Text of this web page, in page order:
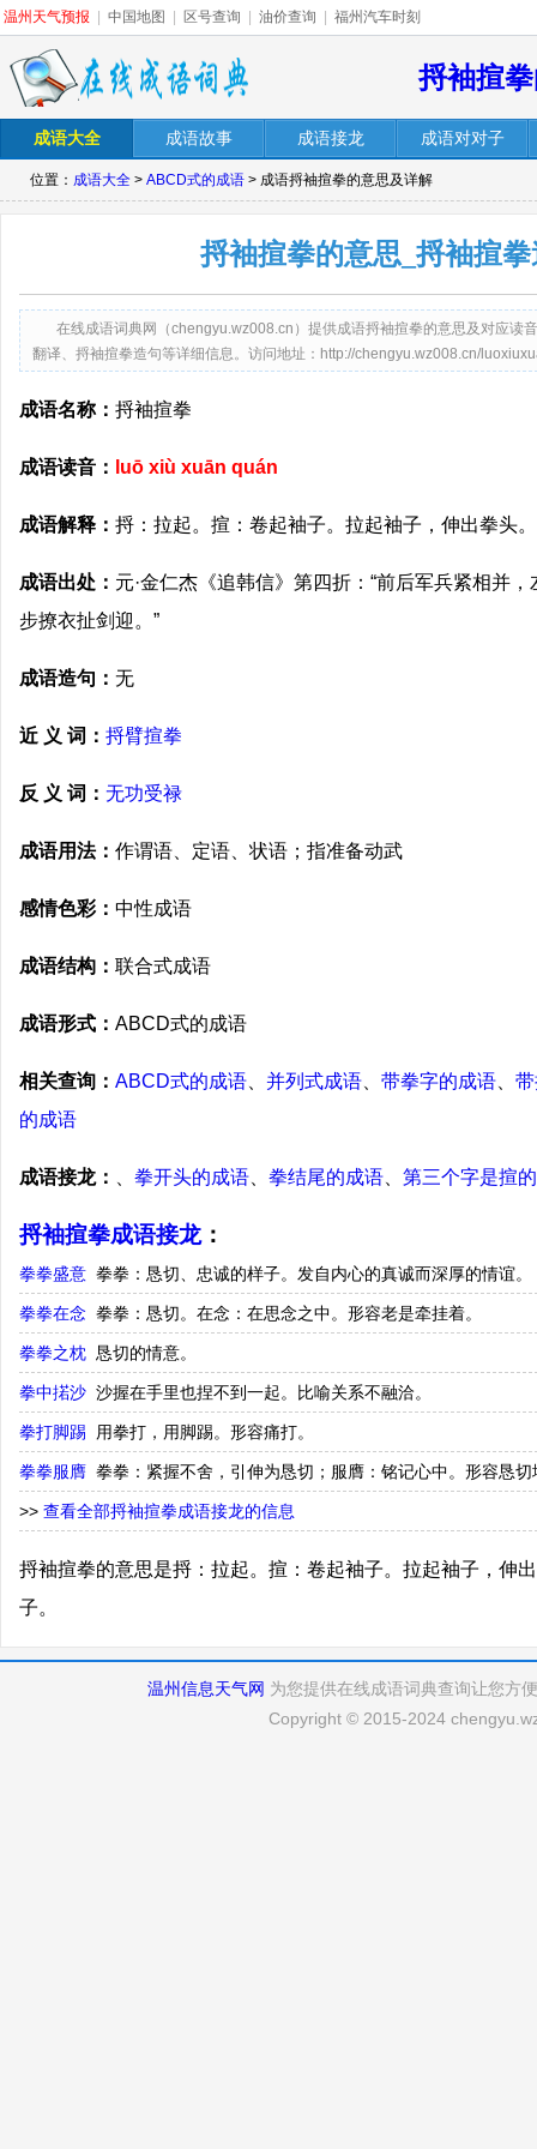
温州天气预报 中国地图 区号查询 油价查询 福州汽车时刻
捋袖揎
成语大全 成语故事 成语接龙 成语对对子
位置： 成语大全 > ABCD式的成语 > 成语捋袖揎拳的意思及详解
捋袖揎拳的意思_捋袖揎
在线成语词典网（chengyu.wz008.cn）提供成语捋袖揎拳的意思及对应读
翻译、捋袖揎拳造句等详细信息。访问地址：http://chengyu.wz008.cn/
成语名称： 捋袖揎拳
成语读音： luō xiù xuān quán
成语解释： 捋：拉起。揎：卷起袖子。拉起袖子，伸出拳头
成语出处： 元·金仁杰《追韩信》第四折：“前后军兵紧相并
步撩衣扯剑迎。”
成语造句： 无
近 义 词： 捋臂揎拳
反 义 词： 无功受禄
成语用法： 作谓语、定语、状语；指准备动武
感情色彩： 中性成语
成语结构： 联合式成语
成语形式： ABCD式的成语
相关查询： ABCD式的成语 并列式成语 带拳字的成语
的成语
成语接龙： 拳开头的成语 拳结尾的成语 第三个字是揎
捋袖揎拳成语接龙：
拳拳盛意 拳拳：恳切、忠诚的样子。发自内心的真诚而深厚的情谊。
拳拳在念 拳拳：恳切。在念：在思念之中。形容老是牵挂着。
拳拳之枕 恳切的情意。
拳中掿沙 沙握在手里也捏不到一起。比喻关系不融洽。
拳打脚踢 用拳打，用脚踢。形容痛打。
拳拳服膺 拳拳：紧握不舍，引伸为恳切；服膺：铭记心中。形容恳
>> 查看全部捋袖揎拳成语接龙的信息
捋袖揎拳的意思是捋：拉起。揎：卷起袖子。拉起袖子，伸
子。
温州信息天气网 为您提供在线成语词典查询让您方
Copyright © 2015-2024